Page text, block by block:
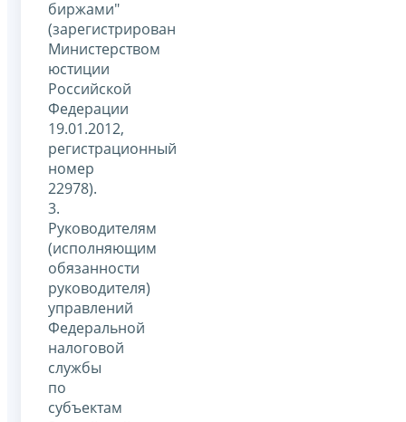
биржами"
(зарегистрирован
Министерством
юстиции
Российской
Федерации
19.01.2012,
регистрационный
номер
22978).
3.
Руководителям
(исполняющим
обязанности
руководителя)
управлений
Федеральной
налоговой
службы
по
субъектам